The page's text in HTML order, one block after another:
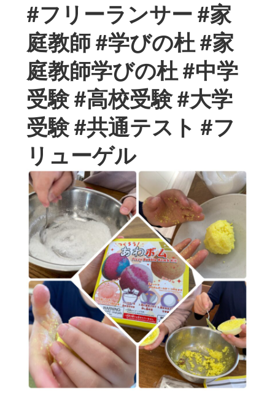
#フリーランサー #家
庭教師 #学びの杜 #家
庭教師学びの杜 #中学
受験 #高校受験 #大学
受験 #共通テスト #フ
リューゲル